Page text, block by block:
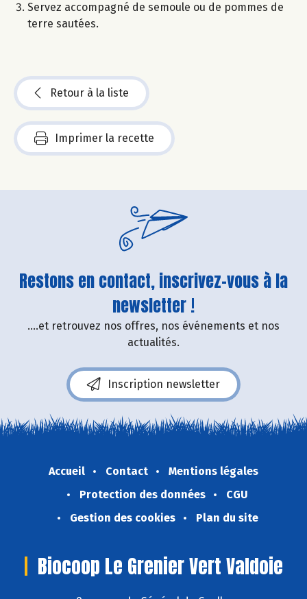
Servez accompagné de semoule ou de pommes de
terre sautées.
Retour à la liste
Imprimer la recette
Restons en contact, inscrivez-vous à la
newsletter !
....et retrouvez nos offres, nos événements et nos
actualités.
Inscription newsletter
Accueil Contact
Mentions légales
Protection des données
CGU
Gestion des cookies
Plan du site
Biocoop Le Grenier Vert Valdoie